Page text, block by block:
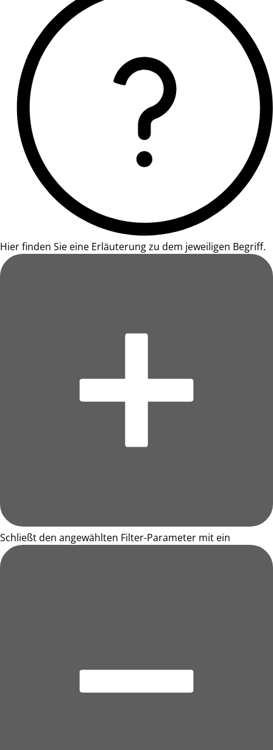
Hier finden Sie eine Erläuterung zu dem jeweiligen Begriff.
Schließt den angewählten Filter-Parameter mit ein